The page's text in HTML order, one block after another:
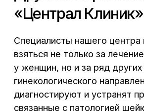
можно по телефону:
В центре города,
без выходных